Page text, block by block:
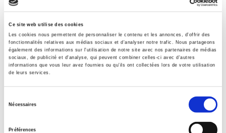
Ce site web utilise des cookies
Les cookies nous permettent de personnaliser le contenu et les annonces, d'offrir des
fonctionnalités relatives aux médias sociaux et d'analyser notre trafic. Nous partageons
également des informations sur l'utilisation de notre site avec nos partenaires de médias
sociaux, de publicité et d'analyse, qui peuvent combiner celles-ci avec d'autres
informations que vous leur avez fournies ou qu'ils ont collectées lors de votre utilisation
de leurs services.
Nécessaires
Préférences
Contents
Specifications
Publisher
Presses de Sciences Po
Réjane Sénac